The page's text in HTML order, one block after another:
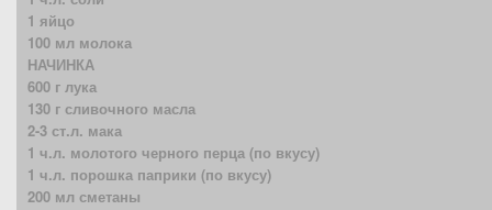
1 яйцо
100 мл молока
НАЧИНКА
600 г лука
130 г сливочного масла
2-3 ст.л. мака
1 ч.л. молотого черного перца (по вкусу)
1 ч.л. порошка паприки (по вкусу)
200 мл сметаны